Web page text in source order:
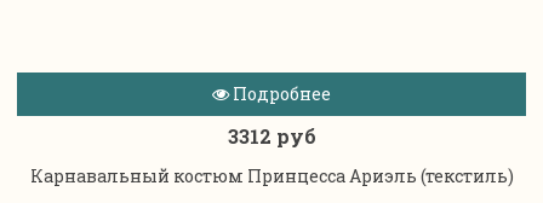
Подробнее
3312 руб
Карнавальный костюм Принцесса Ариэль (текстиль)